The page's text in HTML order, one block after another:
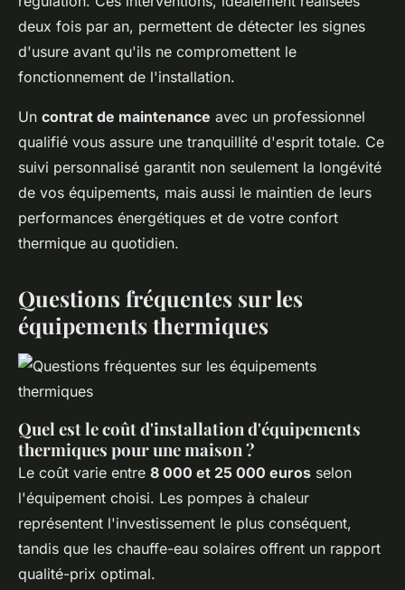
deux fois par an, permettent de détecter les signes
d'usure avant qu'ils ne compromettent le
fonctionnement de l'installation.
Un contrat de maintenance avec un professionnel
qualifié vous assure une tranquillité d'esprit totale. Ce
suivi personnalisé garantit non seulement la longévité
de vos équipements, mais aussi le maintien de leurs
performances énergétiques et de votre confort
thermique au quotidien.
Questions fréquentes sur les
équipements thermiques
Quel est le coût d'installation d'équipements
thermiques pour une maison ?
Le coût varie entre 8 000 et 25 000 euros selon
l'équipement choisi. Les pompes à chaleur
représentent l'investissement le plus conséquent,
tandis que les chauffe-eau solaires offrent un rapport
qualité-prix optimal.